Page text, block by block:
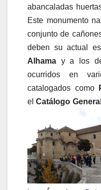
abancaladas
Este monumento
conjunto de
deben su actual
Alhama y a los
ocurridos en
catalogados como
elCatálogo